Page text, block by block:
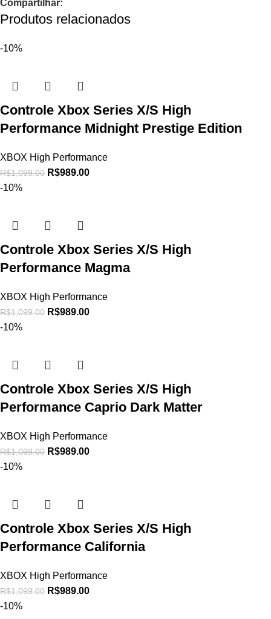
Compartilhar:
Produtos relacionados
-10%
Controle Xbox Series X/S High
Performance Midnight Prestige Edition
XBOX High Performance
R$1,099.00 R$989.00
-10%
Controle Xbox Series X/S High
Performance Magma
XBOX High Performance
R$1,099.00 R$989.00
-10%
Controle Xbox Series X/S High
Performance Caprio Dark Matter
XBOX High Performance
R$1,099.00 R$989.00
-10%
Controle Xbox Series X/S High
Performance California
XBOX High Performance
R$1,099.00 R$989.00
-10%